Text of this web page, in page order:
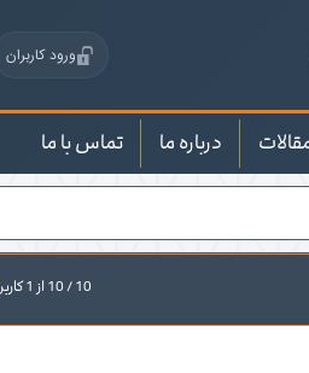
ورود کاربران
درباره ما تماس با ما
10/10 از 1کاربر